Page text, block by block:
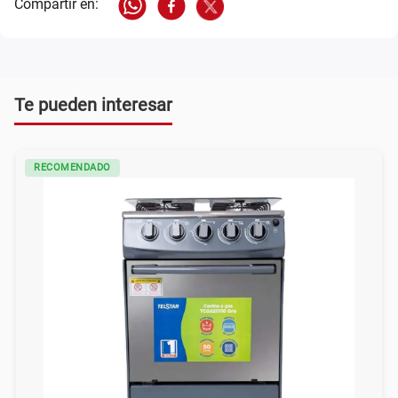
Te pueden interesar
RECOMENDADO